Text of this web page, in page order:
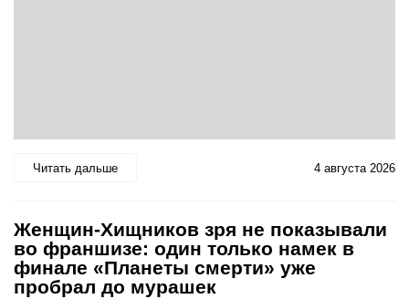
Читать дальше 4 августа 2026
Женщин-Хищников зря не показывали
во франшизе: один только намек в
финале «Планеты смерти» уже
пробрал до мурашек